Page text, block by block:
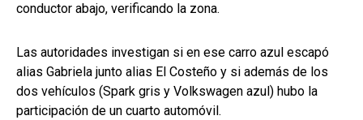
conductor abajo, verificando la zona.
Las autoridades investigan si en ese carro azul escapó
alias Gabriela junto alias El Costeño y si además de los
dos vehículos (Spark gris y Volkswagen azul) hubo la
participación de un cuarto automóvil.